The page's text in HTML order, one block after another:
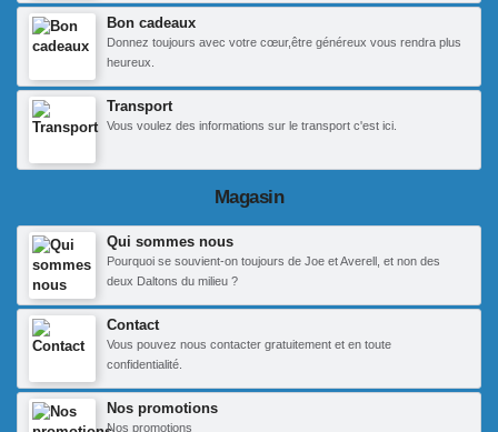
Bon cadeaux
Donnez toujours avec votre cœur,être généreux vous rendra plus
heureux.
Transport
Vous voulez des informations sur le transport c'est ici.
Magasin
Qui sommes nous
Pourquoi se souvient-on toujours de Joe et Averell, et non des
deux Daltons du milieu ?
Contact
Vous pouvez nous contacter gratuitement et en toute
confidentialité.
Nos promotions
Nos promotions